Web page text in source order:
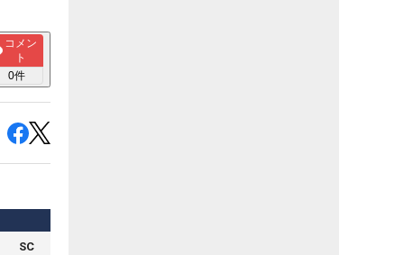
コメン
ト
0件
SC